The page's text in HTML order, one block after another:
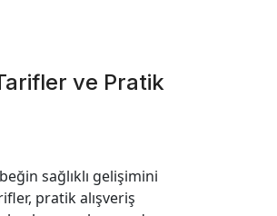
ve Pratik
sağlıklı gelişimini
pratik alışveriş